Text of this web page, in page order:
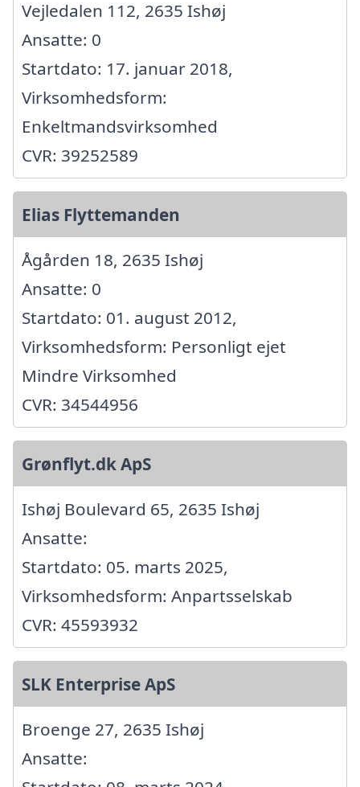
Vejledalen 112, 2635 Ishøj
Ansatte: 0
Startdato: 17. januar 2018,
Virksomhedsform:
Enkeltmandsvirksomhed
CVR: 39252589
Elias Flyttemanden
Ågården 18, 2635 Ishøj
Ansatte: 0
Startdato: 01. august 2012,
Virksomhedsform: Personligt ejet
Mindre Virksomhed
CVR: 34544956
Grønflyt.dk ApS
Ishøj Boulevard 65, 2635 Ishøj
Ansatte:
Startdato: 05. marts 2025,
Virksomhedsform: Anpartsselskab
CVR: 45593932
SLK Enterprise ApS
Broenge 27, 2635 Ishøj
Ansatte: